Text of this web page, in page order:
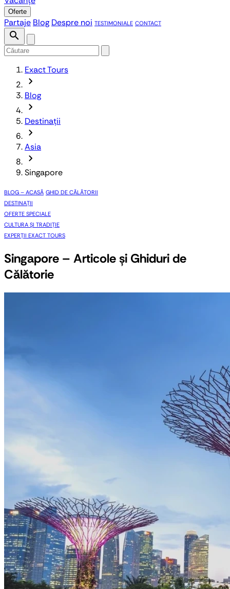
Oferte
Partaje Blog Despre noi TESTIMONIALE CONTACT
search
Exact Tours
chevron_forward
Blog
chevron_forward
Destinații
chevron_forward
Asia
chevron_forward
Singapore
BLOG – ACASĂ GHID DE CĂLĂTORII
DESTINAȚII
OFERTE SPECIALE
CULTURA ȘI TRADIȚIE
EXPERȚII EXACT TOURS
Singapore – Articole și Ghiduri de
Călătorie